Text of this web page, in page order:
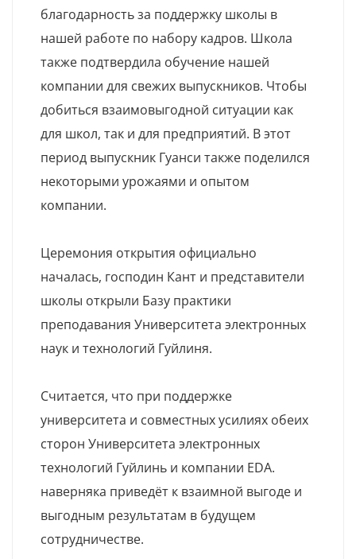
благодарность за поддержку школы в
нашей работе по набору кадров. Школа
также подтвердила обучение нашей
компании для свежих выпускников. Чтобы
добиться взаимовыгодной ситуации как
для школ, так и для предприятий. В этот
период выпускник Гуанси также поделился
некоторыми урожаями и опытом
компании.
Церемония открытия официально
началась, господин Кант и представители
школы открыли Базу практики
преподавания Университета электронных
наук и технологий Гуйлиня.
Считается, что при поддержке
университета и совместных усилиях обеих
сторон Университета электронных
технологий Гуйлинь и компании EDA.
наверняка приведёт к взаимной выгоде и
выгодным результатам в будущем
сотрудничестве.